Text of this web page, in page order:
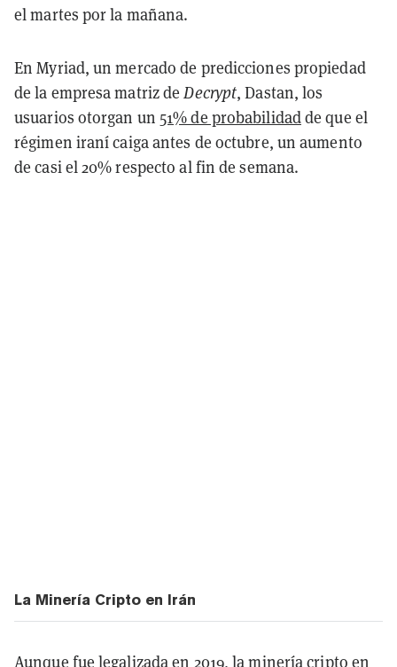
el martes por la mañana.
En Myriad, un mercado de predicciones propiedad
de la empresa matriz deDecrypt, Dastan, los
usuarios otorgan un 51% de probabilidadde que el
régimen iraní caiga antes de octubre, un aumento
de casi el 20% respecto al fin de semana.
La Minería Cripto en Irán
Aunque fue legalizada en 2019, la minería cripto en